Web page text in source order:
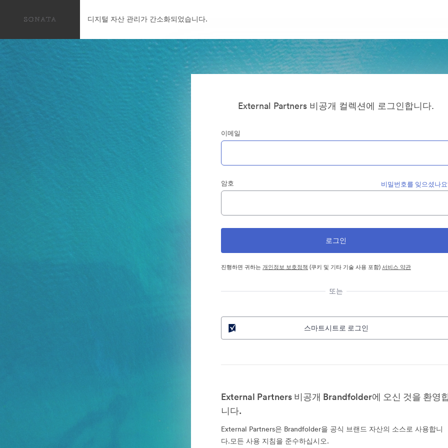
디지털 자산 관리가 간소화되었습니다.
External Partners 비공개 컬렉션에 로그인합니다.
이메일
암호 비밀번호를 잊으셨나
진행하면 귀하는개인정보 보호정책 (쿠키 및 기타 기술 사용 포함)서비스 약관
또는
스마트시트로 로그인
External Partners 비공개 Brandfolder에 오신 것을 환영
니다.
External Partners은 Brandfolder을 공식 브랜드 자산의 소스로 사용합니
다.모든 사용 지침을 준수하십시오.